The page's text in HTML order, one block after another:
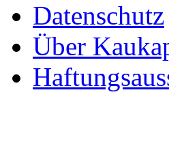
Datenschutz
Über